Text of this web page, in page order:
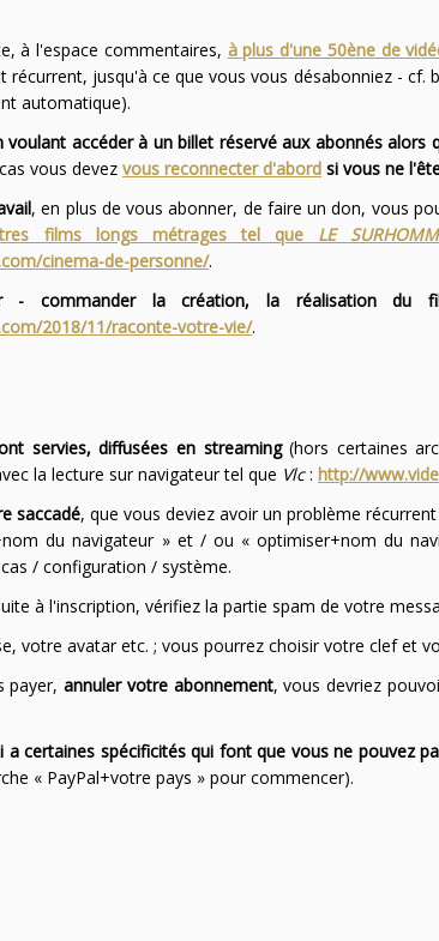
à l'espace commentaires, à plus d'une 50ène de
jusqu'à ce que vous vous désabonniez -
automatique).
accéder à un billet réservé aux abonnés alors
vous devez vous reconnecter d'abordsi vous ne
, en plus de vous abonner, de faire un don, vous
films longs métrages tel que LE
cinema-de-personne/.
- commander la création, la réalisation
2018/11/raconte-votre-vie/.
servies, diffusées en streaming(hors certaines
la lecture sur navigateur tel que Vlc: http://
saccadé, que vous deviez avoir un problème
du navigateur » et / ou « optimiser+nom du
/ configuration / système.
à l'inscription, vérifiez la partie spam de votre
votre avatar etc. ; vous pourrez choisir votre clef et
payer,annuler votre abonnement, vous devriez
a certaines spécificités qui font que vous ne pouvez
« PayPal+votre pays » pour commencer).